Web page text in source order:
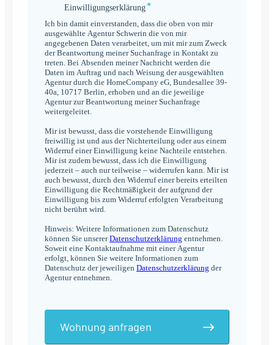
Einwilligungserklärung
Einwilligungserklärung*
Ich bin damit einverstanden, dass die oben von mir
ausgewählte Agentur Schwerin die von mir
angegebenen Daten verarbeitet, um mit mir zum Zweck
der Beantwortung meiner Suchanfrage in Kontakt zu
treten. Bei Absenden meiner Nachricht werden die
Daten im Auftrag und nach Weisung der ausgewählten
Agentur durch die HomeCompany eG, Bundesallee 39-
40a, 10717 Berlin, erhoben und an die jeweilige
Agentur zur Beantwortung meiner Suchanfrage
weitergeleitet.
Mir ist bewusst, dass die vorstehende Einwilligung
freiwillig ist und aus der Nichterteilung oder aus einem
Widerruf einer Einwilligung keine Nachteile entstehen.
Mir ist zudem bewusst, dass ich die Einwilligung
jederzeit – auch nur teilweise – widerrufen kann. Mir ist
auch bewusst, durch den Widerruf einer bereits erteilten
Einwilligung die Rechtmäßigkeit der aufgrund der
Einwilligung bis zum Widerruf erfolgten Verarbeitung
nicht berührt wird.
Hinweis: Weitere Informationen zum Datenschutz
können Sie unsererDatenschutzerklärung entnehmen.
Soweit eine Kontaktaufnahme mit einer Agentur
erfolgt, können Sie weitere Informationen zum
Datenschutz der jeweiligen Datenschutzerklärung der
Agentur entnehmen.
Wohnung anfragen